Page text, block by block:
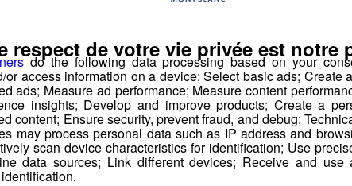
do the following data processing based on your
or access information on a device; Select basic ads; Create
ads; Measure ad performance; Measure content
insights; Develop and improve products; Create a
content; Ensure security, prevent fraud, and debug;
may process personal data such as IP address and
scan device characteristics for identification; Use
data sources; Link different devices; Receive and use
respect de votre vie privée est notre